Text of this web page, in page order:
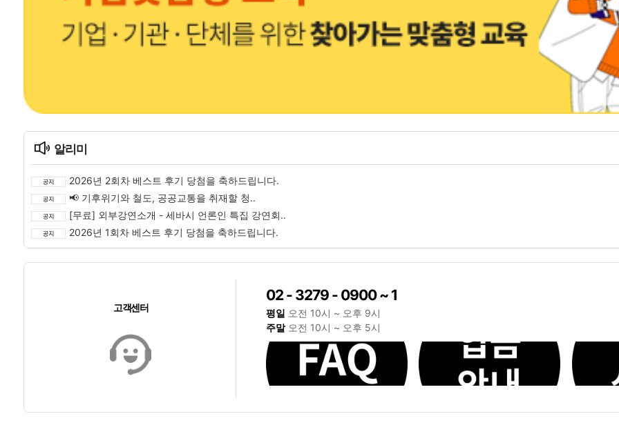
알리미
2026년 2회차 베스트 후기 당첨을 축하드립니다.
📢 기후위기와 철도, 공공교통을 취재할 청..
[무료] 외부강연소개 - 세바시 언론인 특집 강연회..
2026년 1회차 베스트 후기 당첨을 축하드립니다.
고객센터
02 - 3279 - 0900 ~ 1
평일 오전 10시 ~ 오후 9시
주말오전 10시 ~ 오후 5시